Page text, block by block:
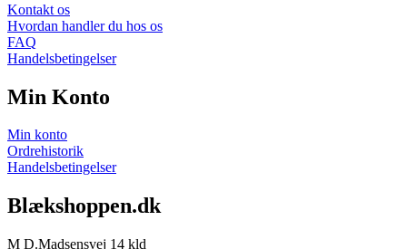
Kontakt os
Hvordan handler du hos os
FAQ
Handelsbetingelser
Min Konto
Min konto
Ordrehistorik
Handelsbetingelser
Blækshoppen.dk
M D.Madsensvej 14 kld